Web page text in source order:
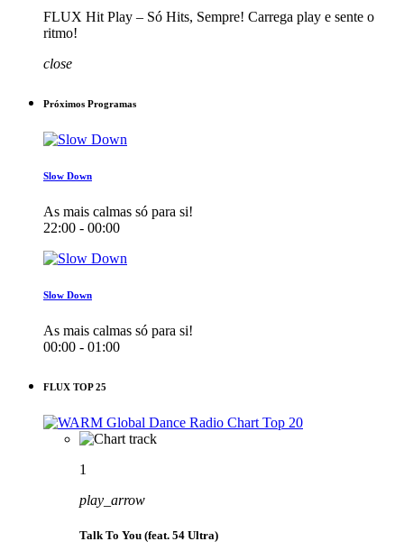
FLUX Hit Play – Só Hits, Sempre! Carrega play e sente o
ritmo!
close
Próximos Programas
Slow Down
As mais calmas só para si!
22:00 - 00:00
Slow Down
As mais calmas só para si!
00:00 - 01:00
FLUX TOP 25
1
play_arrow
Talk To You (feat. 54 Ultra)